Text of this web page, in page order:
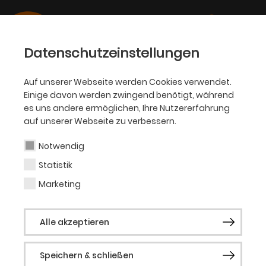
Datenschutzeinstellungen
Auf unserer Webseite werden Cookies verwendet.
Einige davon werden zwingend benötigt, während
es uns andere ermöglichen, Ihre Nutzererfahrung
auf unserer Webseite zu verbessern.
Notwendig
Statistik
Marketing
Alle akzeptieren
Speichern & schließen
05.09.2025 OPER
Uraufführung der
Kinderoper „Klangstreich“ an
der Oper Dortmund
Auftragskomposition von Marc L. Vogler, dem
Composer in Residence der Jungen Oper